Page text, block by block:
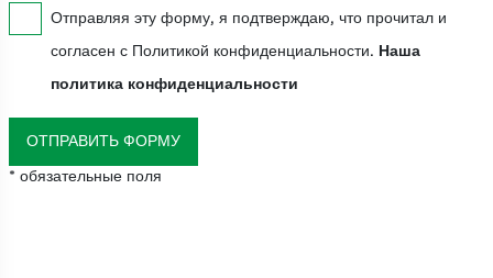
Отправляя эту форму, я подтверждаю, что прочитал и
согласен с Политикой конфиденциальности. Наша
политика конфиденциальности
ОТПРАВИТЬ ФОРМУ
* обязательные поля